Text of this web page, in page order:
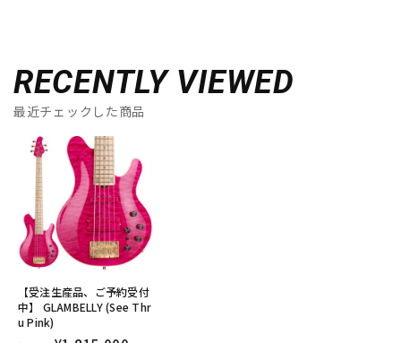
RECENTLY VIEWED
最近チェックした商品
【受注生産品、ご予約受付
中】 GLAMBELLY (See Thr
u Pink)